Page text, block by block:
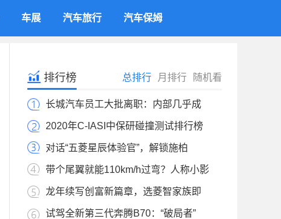
车展 汽车旅行 汽车保姆
总排行 月排行 随机看
排行榜
长城汽车员工大批离职：内部几乎成
2020年C-IASI中保研碰撞测试排行榜
对话“五菱星辰体验官”，解锁施柏
带个尾翼就能110km/h过弯？人称小影
龙年续写创富新篇章，选菱智家族即
试驾全新第三代奔腾B70：“破局者”